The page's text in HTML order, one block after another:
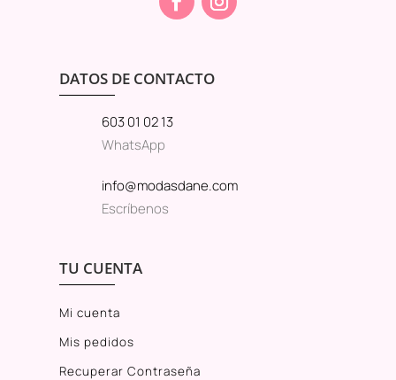
DATOS DE CONTACTO
603 01 02 13
WhatsApp
info@modasdane.com
Escríbenos
TU CUENTA
Mi cuenta
Mis pedidos
Recuperar Contraseña